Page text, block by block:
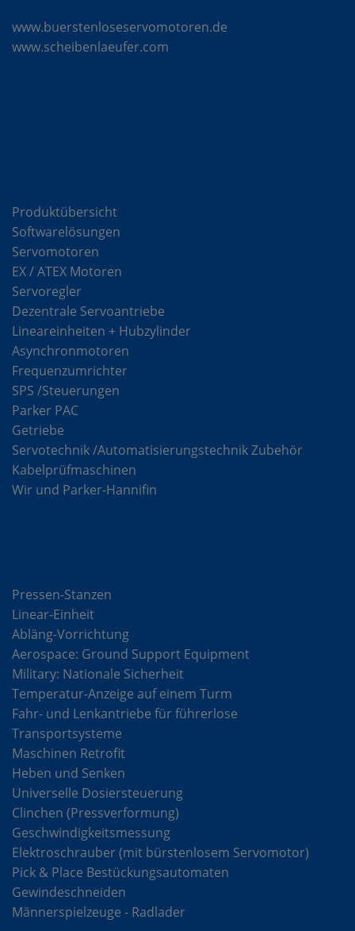
www.buerstenloseservomotoren.de
www.scheibenlaeufer.com
Produktübersicht
Softwarelösungen
Servomotoren
EX / ATEX Motoren
Servoregler
Dezentrale Servoantriebe
Lineareinheiten + Hubzylinder
Asynchronmotoren
Frequenzumrichter
SPS /Steuerungen
Parker PAC
Getriebe
Servotechnik /Automatisierungstechnik Zubehör
Kabelprüfmaschinen
Wir und Parker-Hannifin
Pressen-Stanzen
Linear-Einheit
Abläng-Vorrichtung
Aerospace: Ground Support Equipment
Military: Nationale Sicherheit
Temperatur-Anzeige auf einem Turm
Fahr- und Lenkantriebe für führerlose
Transportsysteme
Maschinen Retrofit
Heben und Senken
Universelle Dosiersteuerung
Clinchen (Pressverformung)
Geschwindigkeitsmessung
Elektroschrauber (mit bürstenlosem Servomotor)
Pick & Place Bestückungsautomaten
Gewindeschneiden
Männerspielzeuge - Radlader